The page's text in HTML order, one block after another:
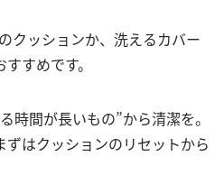
クッションか、洗えるカバー
すめです。
時間が長いもの”から清潔を。
はクッションのリセットから